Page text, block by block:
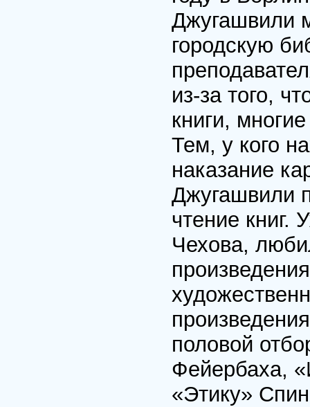
Джугашвили
городскую
из-за того,
книги,
Тем, у кого
наказание
Джугашвили
чтение книг.
Чехова,
половой
Фейербаха,
«Этику»